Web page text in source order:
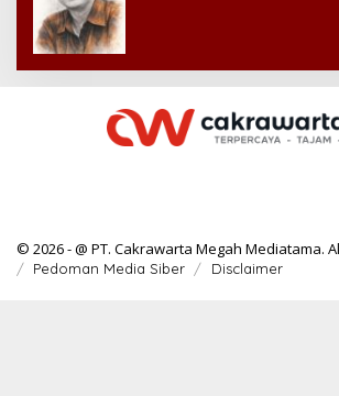
© 2026 - @ PT. Cakrawarta Megah Mediatama.
Pedoman Media Siber Disclaimer